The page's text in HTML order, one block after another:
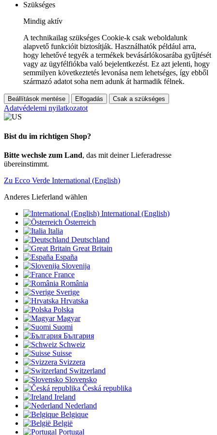
Szükséges
Mindig aktív
A technikailag szükséges Cookie-k csak weboldalunk
alapvető funkcióit biztosítják. Használhatók például arra,
hogy lehetővé tegyék a termékek bevásárlókosarába gyűjtését
vagy az ügyfélfiókba való bejelentkezést. Ez azt jelenti, hogy
semmilyen következtetés levonása nem lehetséges, így ebből
származó adatot soha nem adunk át harmadik félnek.
Beállítások mentése Elfogadás Csak a szükséges
Adatvédelemi nyilatkozatot
Bist du im richtigen Shop?
Bitte wechsle zum Land, das mit deiner Lieferadresse
übereinstimmt.
Zu Ecco Verde International (English)
Anderes Lieferland wählen
International (English)
Österreich
Italia
Deutschland
Great Britain
España
Slovenija
France
România
Sverige
Hrvatska
Polska
Magyar
Suomi
България
Schweiz
Suisse
Svizzera
Switzerland
Slovensko
Česká republika
Ireland
Nederland
Belgique
België
Portugal